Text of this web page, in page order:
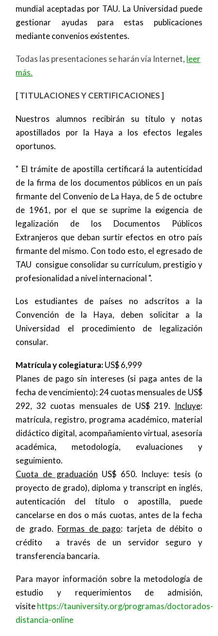
mundial aceptadas por TAU. La Universidad puede
gestionar ayudas para estas publicaciones
mediante convenios existentes.
Todas las presentaciones se harán vía Internet, leer
más.
[ TITULACIONES Y CERTIFICACIONES ]
Nuestros alumnos recibirán su título y notas
apostillados por la Haya a los efectos legales
oportunos.
" El trámite de apostilla certificará la autenticidad
de la firma de los documentos públicos en un país
firmante del Convenio de La Haya, de 5 de octubre
de 1961, por el que se suprime la exigencia de
legalización de los Documentos Públicos
Extranjeros que deban surtir efectos en otro país
firmante del mismo. Con todo esto, el egresado de
TAU consigue consolidar su currículum, prestigio y
profesionalidad a nivel internacional ".
Los estudiantes de países no adscritos a la
Convención de la Haya, deben solicitar a la
Universidad el procedimiento de legalización
consular.
Matrícula y colegiatura:US$ 6,999
Planes de pago sin intereses (si paga antes de la
fecha de vencimiento): 24 cuotas mensuales de US$
292, 32 cuotas mensuales de US$ 219. Incluye:
matrícula, registro, programa académico, material
didáctico digital, acompañamiento virtual, asesoría
académica, metodología, evaluaciones y
seguimiento.
Cuota de graduación US$ 650. Incluye: tesis (o
proyecto de grado), diploma y transcript en inglés,
autenticación del título o apostilla, puede
cancelarse en dos o más cuotas, antes de la fecha
de grado. Formas de pago: tarjeta de débito o
crédito a través de un servidor seguro y
transferencia bancaria.
Para mayor información sobre la metodología de
estudio y requerimientos de admisión,
visite https://tauniversity.org/programas/doctorados-
distancia-online